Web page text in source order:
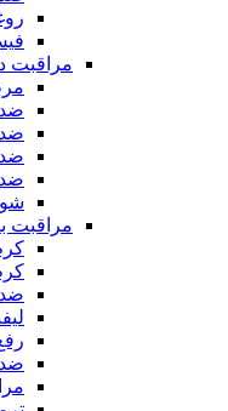
مراقبت
مراقبت
ضد